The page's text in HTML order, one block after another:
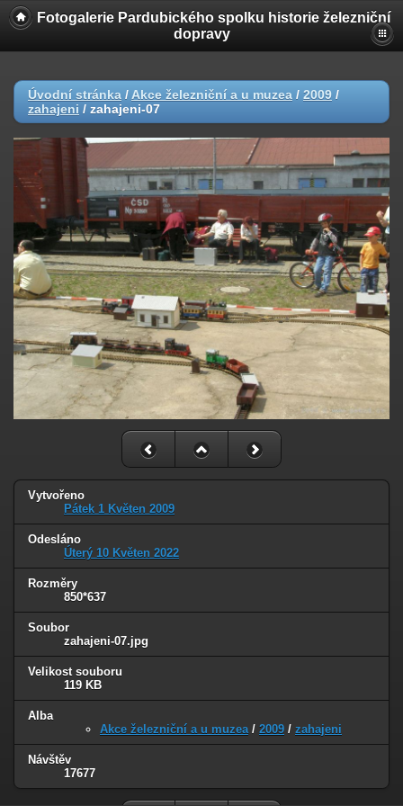
Fotogalerie Pardubického spolku historie železniční
dopravy
Úvodní stránka / Akce železniční a u muzea / 2009 /
zahajeni / zahajeni-07
Vytvořeno
Pátek 1 Květen 2009
Odesláno
Úterý 10 Květen 2022
Rozměry
850*637
Soubor
zahajeni-07.jpg
Velikost souboru
119 KB
Alba
Akce železniční a u muzea / 2009 / zahajeni
Návštěv
17677